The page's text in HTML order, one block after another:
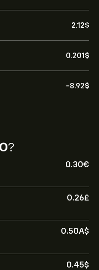
?
0.30‎€‎
0.26‎£‎
0.50‎A$‎
0.45‎$‎
2.12‎$‎
0.201‎$‎
-8.92‎$‎